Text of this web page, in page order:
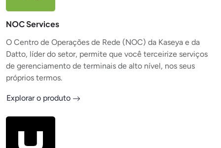
NOC Services
O Centro de Operações de Rede (NOC) da Kaseya e da
Datto, líder do setor, permite que você terceirize serviços
de gerenciamento de terminais de alto nível, nos seus
próprios termos.
Explorar o produto